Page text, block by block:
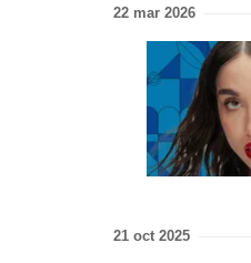
22 mar 2026
21 oct 2025